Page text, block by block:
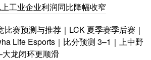
工业企业利润同比降幅收窄
赛预测与推荐｜LCK 夏季赛季后赛｜
Life Esports｜比分预测 3–1｜上中野
龙闭环更顺滑